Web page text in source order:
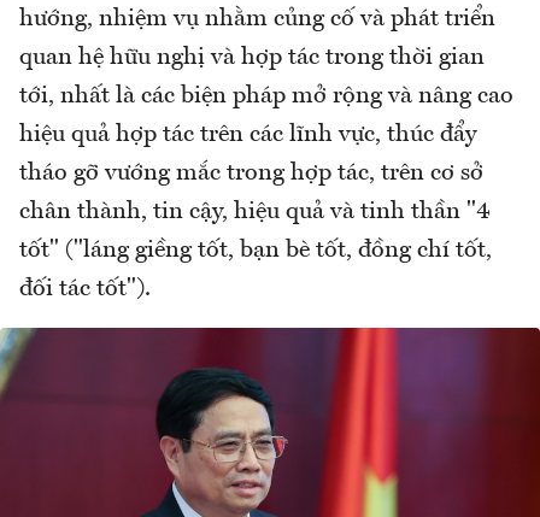
hướng, nhiệm vụ nhằm củng cố và phát triển
quan hệ hữu nghị và hợp tác trong thời gian
tới, nhất là các biện pháp mở rộng và nâng cao
hiệu quả hợp tác trên các lĩnh vực, thúc đẩy
tháo gỡ vướng mắc trong hợp tác, trên cơ sở
chân thành, tin cậy, hiệu quả và tinh thần "4
tốt" ("láng giềng tốt, bạn bè tốt, đồng chí tốt,
đối tác tốt").